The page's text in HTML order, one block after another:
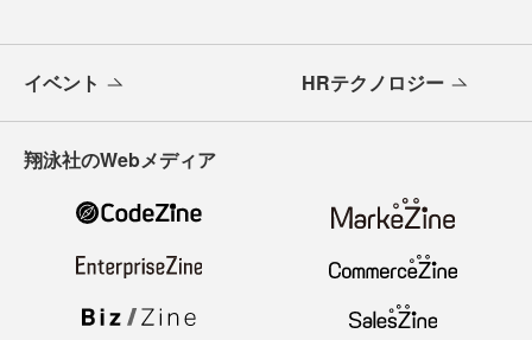
イベント HRテクノロジー
翔泳社のWebメディア